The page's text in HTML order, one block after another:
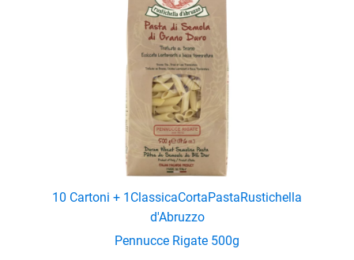
10 Cartoni + 1 ClassicaCortaPastaRustichella
d'Abruzzo
Pennucce Rigate 500g